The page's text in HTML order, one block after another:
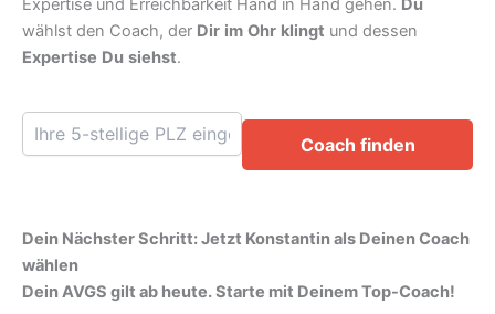
Expertise und Erreichbarkeit Hand in Hand gehen. Du
wählst den Coach, der Dir im Ohr klingt und dessen
Expertise Du siehst.
Coach finden
Dein Nächster Schritt: Jetzt Konstantin als Deinen Coach
wählen
Dein AVGS gilt ab heute. Starte mit Deinem Top-Coach!